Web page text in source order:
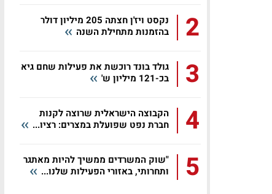
2
נקסט ויז'ן חצתה 205 מיליון דולר
בהזמנות מתחילת השנה
3
גולד בונד רוכשת את פעילות שחם גיא
בכ-121 מיליון ש'
4
הקבוצה הישראלית שרוצה לקנות
חברת נפט שפועלת במצרים: רציו...
5
"שוק המשרדים ממשיך להיות מאתגר
ותחרותי, באזורי הפעילות שלנו...